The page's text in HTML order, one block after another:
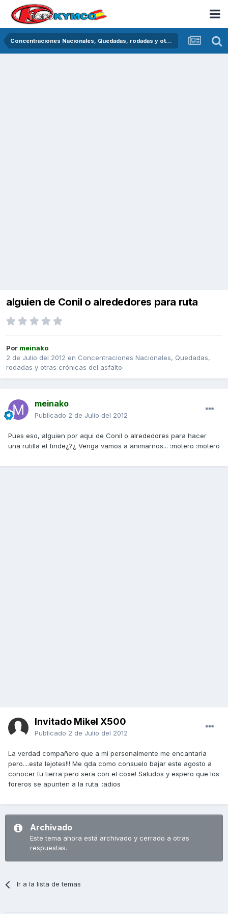
Concentraciones Nacionales, Quedadas, rodadas y otras crónicas del asfalto
alguien de Conil o alrededores para ruta
Por meinako
2 de Julio del 2012 en Concentraciones Nacionales, Quedadas,
rodadas y otras crónicas del asfalto
meinako
Publicado 2 de Julio del 2012
Pues eso, alguien por aqui de Conil o alrededores para hacer
una rutilla el finde¿?¿ Venga vamos a animarnos... :motero :motero
Invitado Mikel X500
Publicado 2 de Julio del 2012
La verdad compañero que a mi personalmente me encantaria
pero....esta lejotes!!! Me qda como consuelo bajar este agosto a
conocer tu tierra pero sera con el coxe! Saludos y espero que los
foreros se apunten a la ruta. :adios
Archivado
Este tema ahora está archivado y cerrado a otras
respuestas.
Ir a la lista de temas